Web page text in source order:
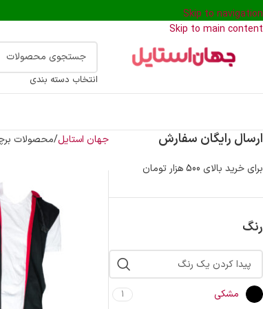
Skip to navigation
Skip to main content
انتخاب دسته بندی
ارسال رایگان سفارش
برای خرید بالای 500 هزار تومان
رنگ
مشکی 1
جهان استایل محصولات